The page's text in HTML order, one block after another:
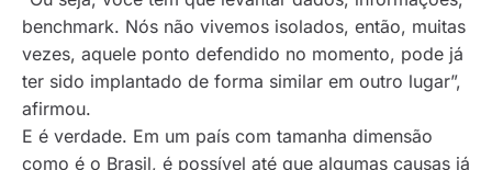
benchmark. Nós não vivemos isolados, então, muitas
vezes, aquele ponto defendido no momento, pode já
ter sido implantado de forma similar em outro lugar”,
afirmou.
E é verdade. Em um país com tamanha dimensão
como é o Brasil, é possível até que algumas causas já